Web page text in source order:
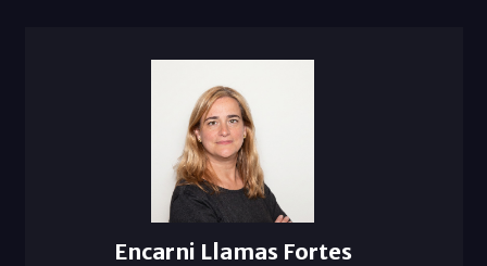
Encarni Llamas Fortes